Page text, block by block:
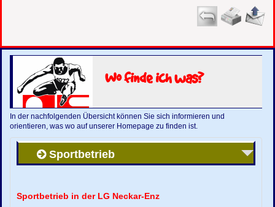
Wo finde ich was?
In der nachfolgenden Übersicht können Sie sich informieren und
orientieren, was wo auf unserer Homepage zu finden ist.
Sportbetrieb
Sportbetrieb in der LG Neckar-Enz